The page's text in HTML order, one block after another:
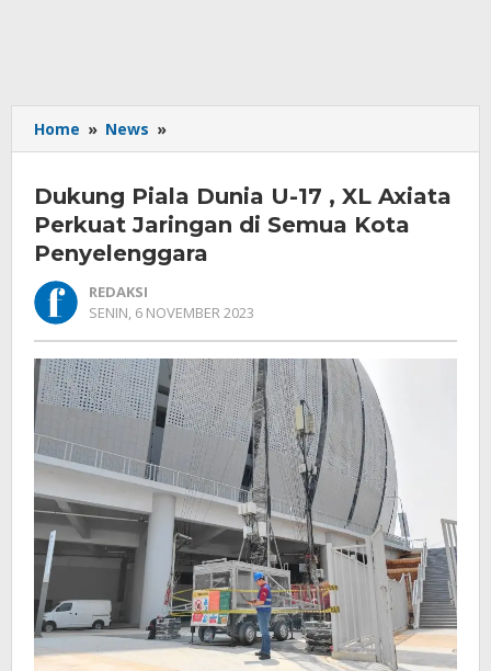
Home » News »
Piala
U-
17
XL
Perkuat
Jaringan
di
Semua
Kota
Penyelenggara
Dukung Piala Dunia U-17 , XL Axiata
Perkuat Jaringan di Semua Kota
Penyelenggara
REDAKSI
SENIN, 6 NOVEMBER 2023